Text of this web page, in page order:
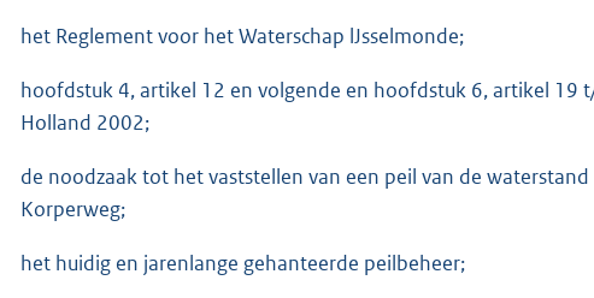
het Reglement voor het Waterschap lJsselmonde;
hoofdstuk 4, artikel 12 en volgende en hoofdstuk 6, artikel 19
Holland 2002;
de noodzaak tot het vaststellen van een peil van de
Korperweg;
het huidig en jarenlange gehanteerde peilbeheer;